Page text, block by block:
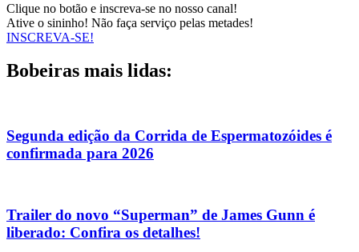
Clique no botão e inscreva-se no nosso canal!
Ative o sininho! Não faça serviço pelas metades!
INSCREVA-SE!
Bobeiras mais lidas:
Segunda edição da Corrida de Espermatozóides é
confirmada para 2026
Trailer do novo “Superman” de James Gunn é
liberado: Confira os detalhes!